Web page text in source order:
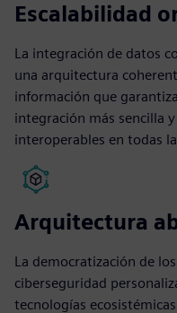
Escalabilidad
La integración de datos
una arquitectura
información que
integración más sencilla
interoperables en todas
Arquitectura
La democratización de
ciberseguridad
tecnologías